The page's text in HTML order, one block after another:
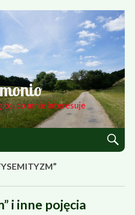
to, co mnie interesuje
i inne pojęcia